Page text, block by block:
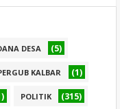
DESA (5)
KALBAR (1)
POLITIK (315)